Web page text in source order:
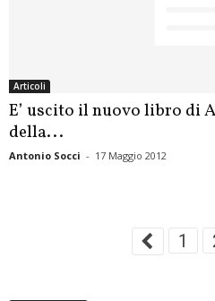
Articoli
E’ uscito il nuovo libro di
della...
Antonio Socci - 17 Maggio 2012
1